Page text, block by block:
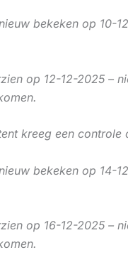
bekeken op 10-
op 12-12-2025 –
kreeg een controle
bekeken op 14-
op 16-12-2025 –